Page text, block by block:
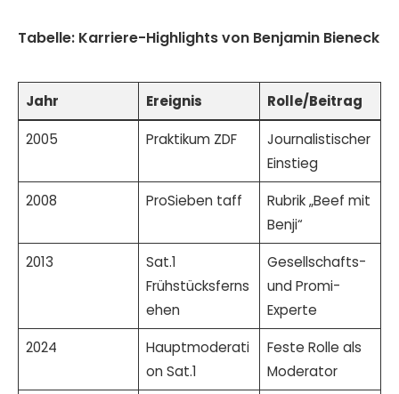
Tabelle: Karriere-Highlights von Benjamin Bieneck
Jahr Ereignis Rolle/Beitrag
2005 Praktikum ZDF
Journalistischer
Einstieg
2008
ProSieben taff
Rubrik „Beef mit
Benji“
2013
Sat.1
Frühstücksferns
ehen
Gesellschafts-
und Promi-
Experte
2024
Hauptmoderati
on Sat.1
Feste Rolle als
Moderator